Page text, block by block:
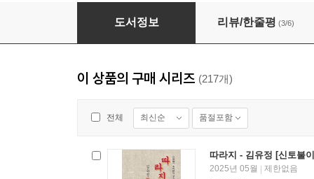
유무(有無) - 강경애 [신토불이 우리문학 115]
도서정보 리뷰/한줄평 (3/6)
이 상품의 구매 시리즈 (217개)
전체 최신순 품절포함
따라지 - 김유정 [신토불
2025년 05월
제한없음